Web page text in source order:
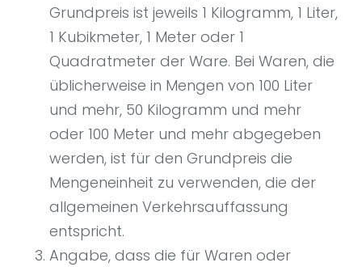
Grundpreis ist jeweils 1 Kilogramm, 1 Liter,
1 Kubikmeter, 1 Meter oder 1
Quadratmeter der Ware. Bei Waren, die
üblicherweise in Mengen von 100 Liter
und mehr, 50 Kilogramm und mehr
oder 100 Meter und mehr abgegeben
werden, ist für den Grundpreis die
Mengeneinheit zu verwenden, die der
allgemeinen Verkehrsauffassung
entspricht.
Angabe, dass die für Waren oder